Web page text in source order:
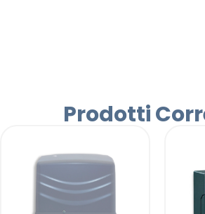
Prodotti